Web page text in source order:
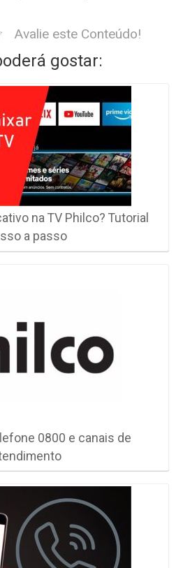
Avalie este Conteúdo!
gostar:
na TV Philco? Tutorial
a passo
0800 e canais de